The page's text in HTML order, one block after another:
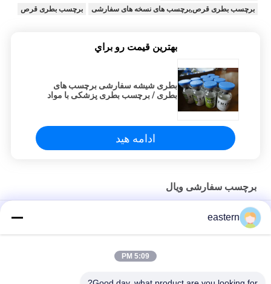
برچسب بطری قرص,برچسب های نسخه های سفارشی
برچسب بطری قرص
بهترين قيمت رو براي
بطری شیشه سفارشی برچسب های
بطری / برچسب بطری پزشکی با مواد
ادامه هید
برچسب سفارشی ویال
برچسب های لیوان شیشه ای 10 میلی لیتر
برچسب های شخصی برای بطری های 10 میلی لیتر
eastern
5:09 PM